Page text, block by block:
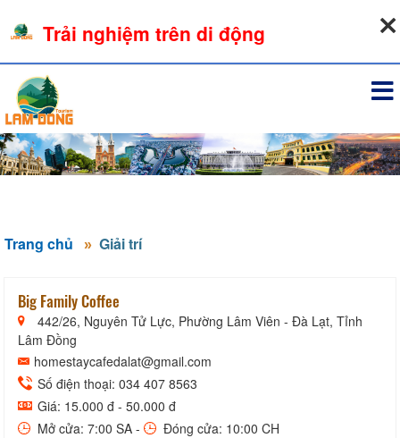
Trang chủ Giải trí
Big Family Coffee
442/26, Nguyên Tử Lực, Phường Lâm Viên - Đà Lạt, Tỉnh
Lâm Đồng
homestaycafedalat@gmail.com
Số điện thoại: 034 407 8563
Giá: 15.000 đ - 50.000 đ
Mở cửa: 7:00 SA -
Đóng cửa: 10:00 CH
Trải nghiệm trên di động